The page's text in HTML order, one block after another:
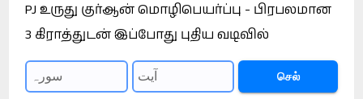
PJ உருது குர்ஆன் மொழிபெயர்ப்பு - பிரபலமான
3 கிராத்துடன் இப்போது புதிய வடிவில்
செல்